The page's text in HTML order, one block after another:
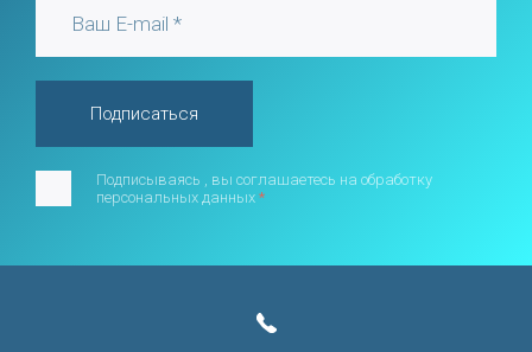
Подписываясь , вы соглашаетесь на обработку
персональных данных *
Подписаться